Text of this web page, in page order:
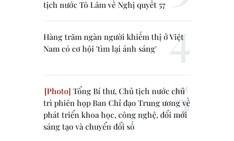
tịch nước Tô Lâm về Nghị quyết 57
Hàng trăm ngàn người khiếm thị ở Việt
Nam có cơ hội 'tìm lại ánh sáng'
Tổng Bí thư, Chủ tịch nước chủ
trì phiên họp Ban Chỉ đạo Trung ương về
phát triển khoa học, công nghệ, đổi mới
sáng tạo và chuyển đổi số